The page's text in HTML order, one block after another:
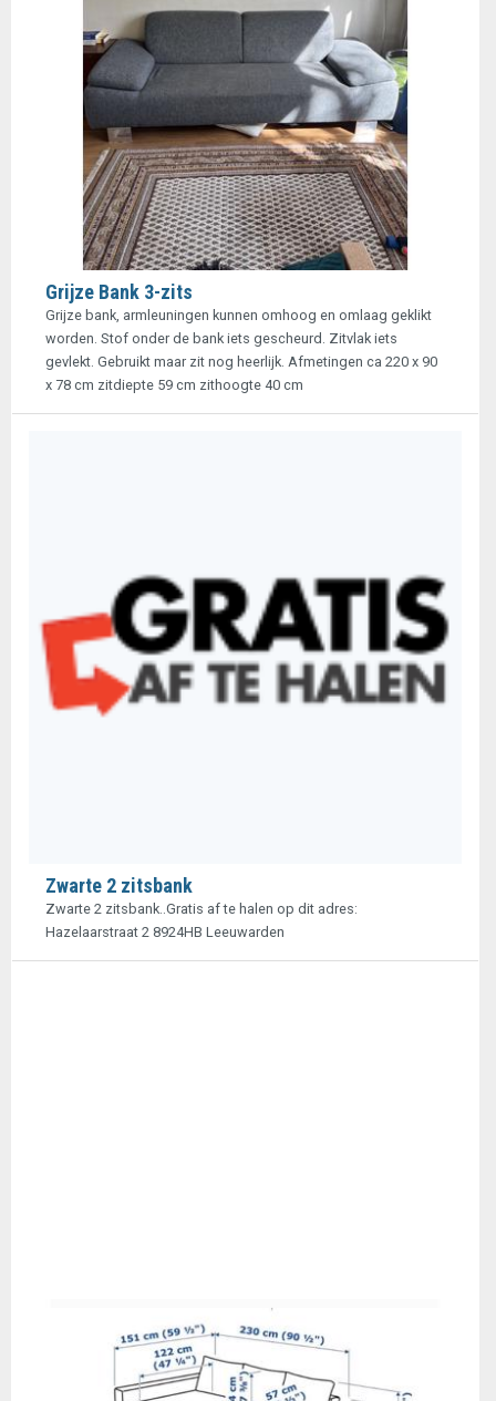
Grijze Bank 3-zits
Grijze bank, armleuningen kunnen omhoog en omlaag geklikt
worden. Stof onder de bank iets gescheurd. Zitvlak iets
gevlekt. Gebruikt maar zit nog heerlijk. Afmetingen ca 220 x 90
x 78 cm zitdiepte 59 cm zithoogte 40 cm
Zwarte 2 zitsbank
Zwarte 2 zitsbank..Gratis af te halen op dit adres:
Hazelaarstraat 2 8924HB Leeuwarden